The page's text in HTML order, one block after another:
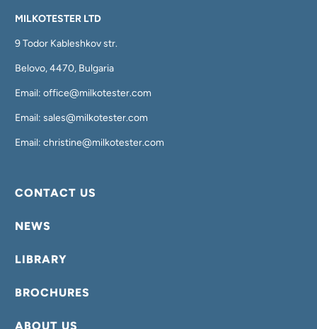
MILKOTESTER LTD
9 Todor Kableshkov str.
Belovo, 4470, Bulgaria
Email: office@milkotester.com
Email: sales@milkotester.com
Email: christine@milkotester.com
CONTACT US
NEWS
LIBRARY
BROCHURES
ABOUT US